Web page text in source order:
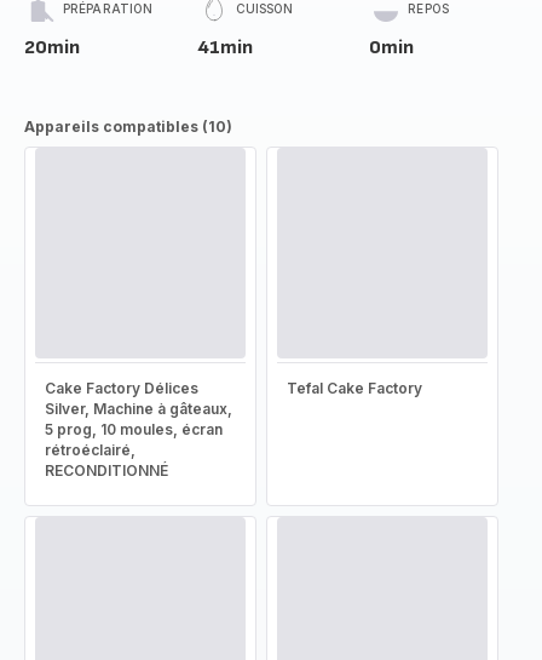
PRÉPARATION
20min
CUISSON
41min
REPOS
0min
Appareils compatibles (10)
Cake Factory Délices
Silver, Machine à gâteaux,
5 prog, 10 moules, écran
rétroéclairé,
RECONDITIONNÉ
Tefal Cake Factory